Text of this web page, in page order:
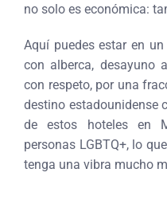
no solo es económica:
Aquí puedes estar en
con alberca, desayuno
con respeto, por una
destino estadounidense
de estos hoteles en
personas LGBTQ+, lo
tenga una vibra mucho